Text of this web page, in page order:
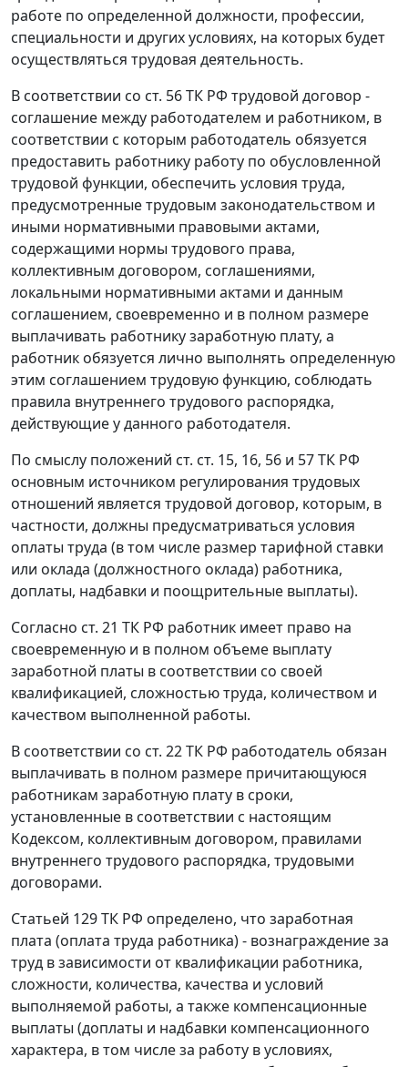
работе по определенной должности, профессии,
специальности и других условиях, на которых будет
осуществляться трудовая деятельность.
В соответствии со ст. 56ТК РФ трудовой договор -
соглашение между работодателем и работником, в
соответствии с которым работодатель обязуется
предоставить работнику работу по обусловленной
трудовой функции, обеспечить условия труда,
предусмотренные трудовым законодательством и
иными нормативными правовыми актами,
содержащими нормы трудового права,
коллективным договором, соглашениями,
локальными нормативными актами и данным
соглашением, своевременно и в полном размере
выплачивать работнику заработную плату, а
работник обязуется лично выполнять определенную
этим соглашением трудовую функцию, соблюдать
правила внутреннего трудового распорядка,
действующие у данного работодателя.
По смыслу положений ст. ст. 15, 16, 56 и 57ТК РФ
основным источником регулирования трудовых
отношений является трудовой договор, которым, в
частности, должны предусматриваться условия
оплаты труда (в том числе размер тарифной ставки
или оклада (должностного оклада) работника,
доплаты, надбавки и поощрительные выплаты).
Согласно ст. 21 ТК РФ работник имеет право на
своевременную и в полном объеме выплату
заработной платы в соответствии со своей
квалификацией, сложностью труда, количеством и
качеством выполненной работы.
В соответствии со ст. 22ТК РФ работодатель обязан
выплачивать в полном размере причитающуюся
работникам заработную плату в сроки,
установленные в соответствии с настоящим
Кодексом, коллективным договором, правилами
внутреннего трудового распорядка, трудовыми
договорами.
Статьей 129ТК РФ определено, что заработная
плата (оплата труда работника) - вознаграждение за
труд в зависимости от квалификации работника,
сложности, количества, качества и условий
выполняемой работы, а также компенсационные
выплаты (доплаты и надбавки компенсационного
характера, в том числе за работу в условиях,